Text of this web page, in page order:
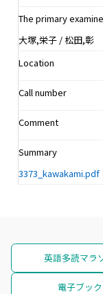
The primary
大塚,栄子 / 松田,
Location
Call number
Comment
Summary
3373_kawakami.pdf
英語多読マラ
電子ブック